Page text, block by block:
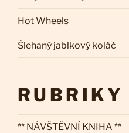
Hot Wheels
Šlehaný jablkový koláč
RUBRIKY
** NÁVŠTĚVNÍ KNIHA **